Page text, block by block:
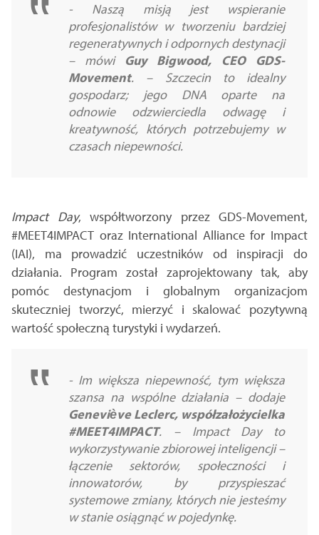
- Naszą misją jest wspieranie
profesjonalistów w tworzeniu bardziej
regeneratywnych i odpornych destynacji
– mówi Guy Bigwood, CEO GDS-
Movement. – Szczecin to idealny
gospodarz; jego DNA oparte na
odnowie odzwierciedla odwagę i
kreatywność, których potrzebujemy w
czasach niepewności.
Impact Day, współtworzony przez GDS-Movement,
#MEET4IMPACT oraz International Alliance for Impact
(IAI), ma prowadzić uczestników od inspiracji do
działania. Program został zaprojektowany tak, aby
pomóc destynacjom i globalnym organizacjom
skuteczniej tworzyć, mierzyć i skalować pozytywną
wartość społeczną turystyki i wydarzeń.
- Im większa niepewność, tym większa
szansa na wspólne działania – dodaje
Geneviève Leclerc, współzałożycielka
#MEET4IMPACT. – Impact Day to
wykorzystywanie zbiorowej inteligencji –
łączenie sektorów, społeczności i
innowatorów, by przyspieszać
systemowe zmiany, których nie jesteśmy
w stanie osiągnąć w pojedynkę.